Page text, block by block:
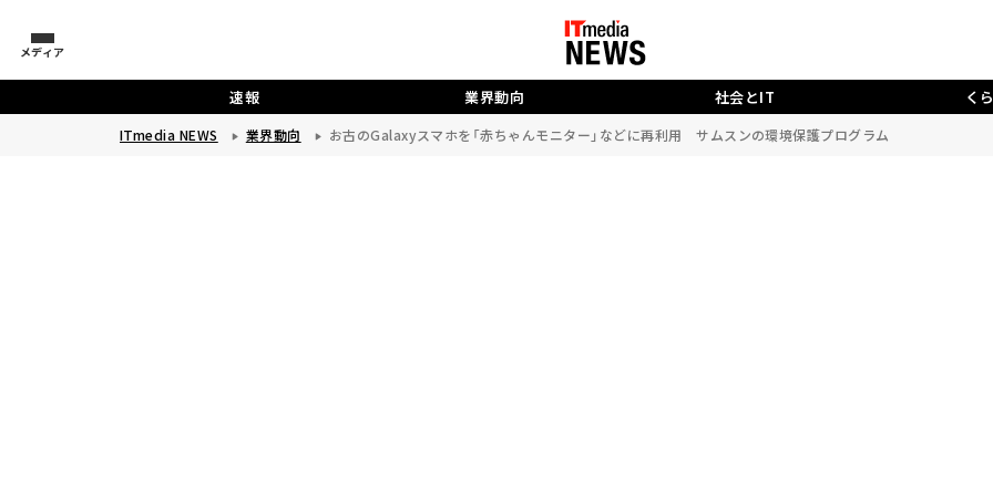
メディア
速報 業界動向 社会とIT く
ITmedia NEWS 業界動向 お古のGalaxyスマホを「赤ちゃんモニター」などに再利用 サムスンの環境保護プログラム